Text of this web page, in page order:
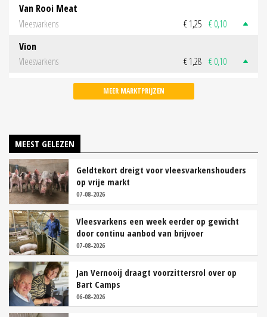
Van Rooi Meat
Vleesvarkens
€ 1,25 € 0,10
Vion
Vleesvarkens
€ 1,28 € 0,10
MEER MARKTPRIJZEN
MEEST GELEZEN
Geldtekort dreigt voor vleesvarkenshouders
op vrije markt
07-08-2026
Vleesvarkens een week eerder op gewicht
door continu aanbod van brijvoer
07-08-2026
Jan Vernooij draagt voorzittersrol over op
Bart Camps
06-08-2026